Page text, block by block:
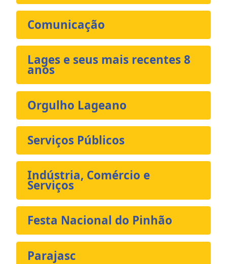
Comunicação
Lages e seus mais recentes 8
anos
Orgulho Lageano
Serviços Públicos
Indústria, Comércio e
Serviços
Festa Nacional do Pinhão
Parajasc